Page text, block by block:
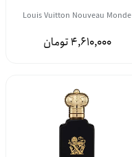
Louis Vuitton Nouveau Monde
4,610,000